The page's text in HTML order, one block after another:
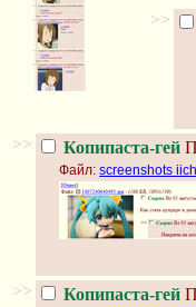
>>
>> Копипаста-гей
Файл: screenshots
>> Копипаста-гей